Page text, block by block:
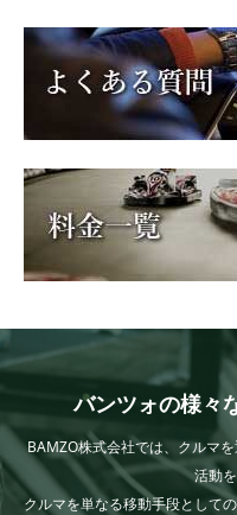
バンツォの様々
BAMZO株式会社では、クルマ
活動
クルマを単なる移動手段として